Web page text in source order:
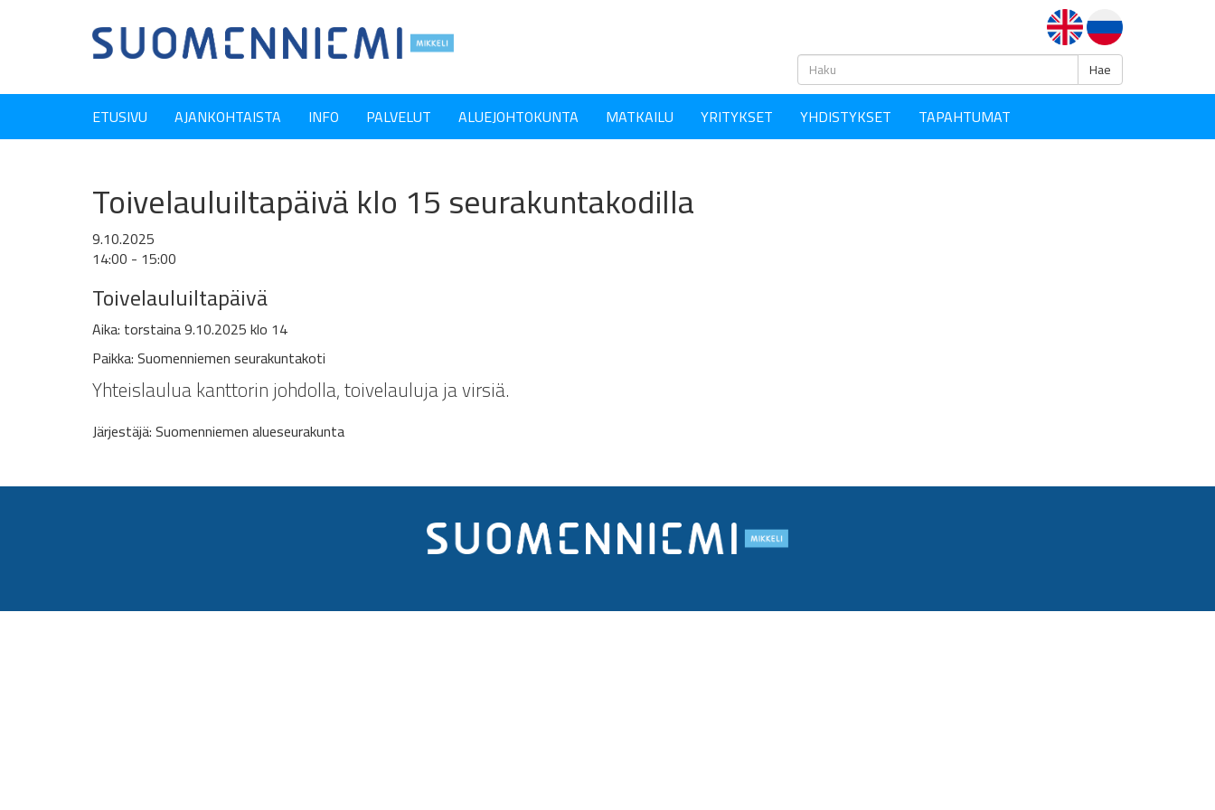
Haku
Hae
ETUSIVU AJANKOHTAISTA INFO PALVELUT ALUEJOHTOKUNTA MATKAILU YRITYKSET YHDISTYKSET TAPAHTUMAT
Toivelauluiltapäivä klo 15 seurakuntakodilla
9.10.2025
14:00 - 15:00
Toivelauluiltapäivä
Aika: torstaina 9.10.2025 klo 14
Paikka: Suomenniemen seurakuntakoti
Yhteislaulua kanttorin johdolla, toivelauluja ja virsiä.
Järjestäjä: Suomenniemen alueseurakunta